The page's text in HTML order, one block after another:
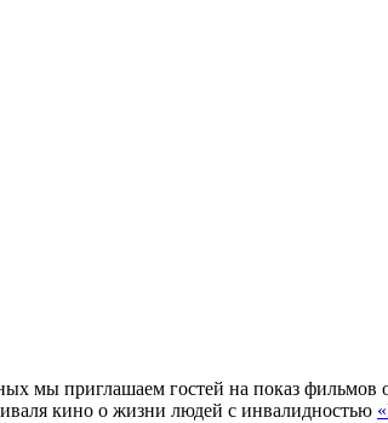
мы приглашаем гостей на показ фильмов
кино о жизни людей с инвалидностью